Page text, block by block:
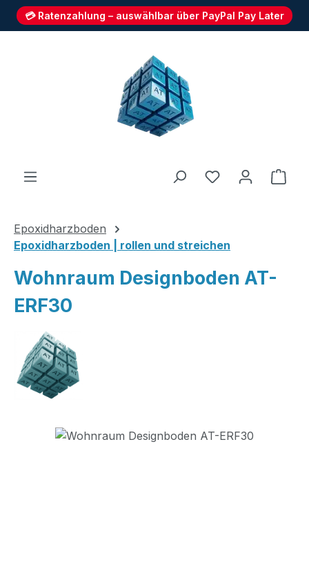
💳 Ratenzahlung – auswählbar über PayPal Pay Later
Du hast 0
Epoxidharzboden
Epoxidharzboden | rollen und streichen
Wohnraum Designboden AT-
ERF30